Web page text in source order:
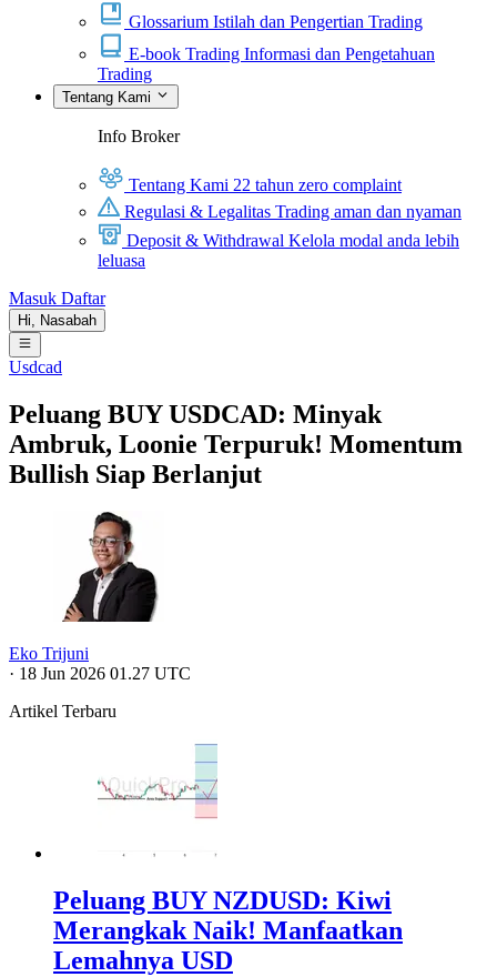
Glossarium Istilah dan Pengertian Trading
E-book Trading Informasi dan Pengetahuan
Trading
Tentang Kami
Info Broker
Tentang Kami 22 tahun zero complaint
Regulasi & Legalitas Trading aman dan nyaman
Deposit & Withdrawal Kelola modal anda lebih
leluasa
Masuk Daftar
Hi, Nasabah
Usdcad
Peluang BUY USDCAD: Minyak
Ambruk, Loonie Terpuruk! Momentum
Bullish Siap Berlanjut
Eko Trijuni
· 18 Jun 2026 01.27 UTC
Artikel Terbaru
Peluang BUY NZDUSD: Kiwi
Merangkak Naik! Manfaatkan
Lemahnya USD